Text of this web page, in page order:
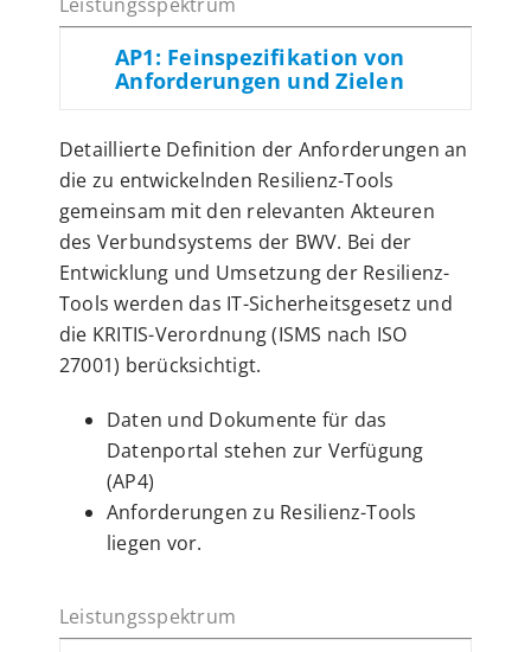
AP1: Feinspezifikation von
Anforderungen und Zielen
Detaillierte Definition der Anforderungen an
die zu entwickelnden Resilienz-Tools
gemeinsam mit den relevanten Akteuren
des Verbundsystems der BWV. Bei der
Entwicklung und Umsetzung der Resilienz-
Tools werden das IT-Sicherheitsgesetz und
die KRITIS-Verordnung (ISMS nach ISO
27001) berücksichtigt.
Daten und Dokumente für das
Datenportal stehen zur Verfügung
(AP4)
Anforderungen zu Resilienz-Tools
liegen vor.